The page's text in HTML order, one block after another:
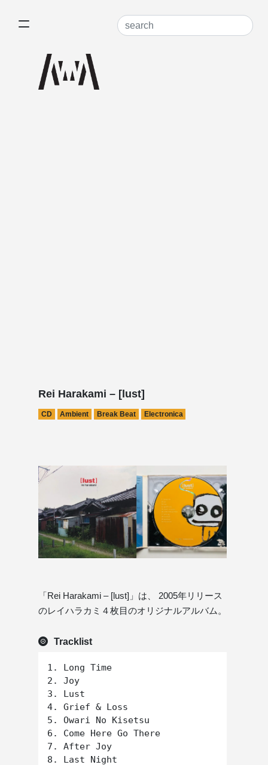
Rei Harakami – [lust]
CD Ambient Break Beat Electronica
「Rei Harakami – [lust]」は、 2005年リリース
のレイハラカミ４枚目のオリジナルアルバム。
Tracklist
1. Long Time
2. Joy
3. Lust
4. Grief & Loss
5. Owari No Kisetsu
6. Come Here Go There
7. After Joy
8. Last Night